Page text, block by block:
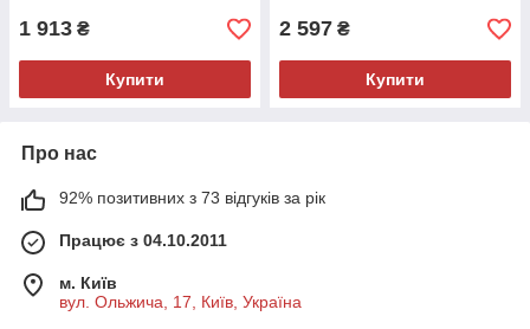
1 913 ₴
Купити
2 597 ₴
Купити
Про нас
92% позитивних з 73 відгуків за рік
Працює з 04.10.2011
м. Київ
вул. Ольжича, 17, Київ, Україна